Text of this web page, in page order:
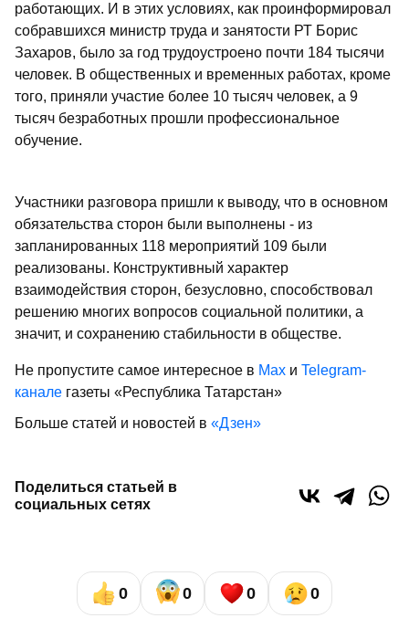
работающих. И в этих условиях, как проинформировал
собравшихся министр труда и занятости РТ Борис
Захаров, было за год трудоустроено почти 184 тысячи
человек. В общественных и временных работах, кроме
того, приняли участие более 10 тысяч человек, а 9
тысяч безработных прошли профессиональное
обучение.
Участники разговора пришли к выводу, что в основном
обязательства сторон были выполнены - из
запланированных 118 мероприятий 109 были
реализованы. Конструктивный характер
взаимодействия сторон, безусловно, способствовал
решению многих вопросов социальной политики, а
значит, и сохранению стабильности в обществе.
Не пропустите самое интересное в Max и Telegram-
канале газеты «Республика Татарстан»
Больше статей и новостей в «Дзен»
Поделиться статьей в
социальных сетях
0 0 0 0